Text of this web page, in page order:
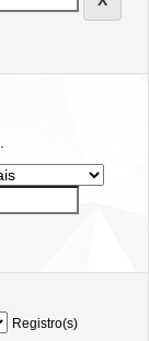
Registro(s)